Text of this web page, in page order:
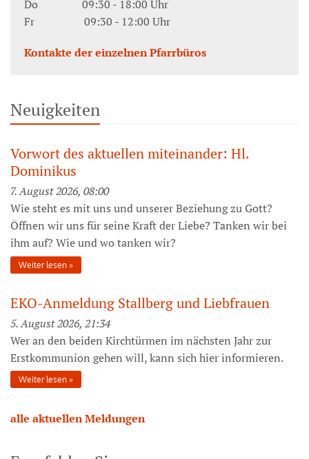
Do 09:30 - 18:00 Uhr
Fr 09:30 - 12:00 Uhr
Kontakte der einzelnen Pfarrbüros
Neuigkeiten
Vorwort des aktuellen miteinander: Hl.
Dominikus
7. August 2026, 08:00
Wie steht es mit uns und unserer Beziehung zu Gott?
Öffnen wir uns für seine Kraft der Liebe? Tanken wir bei
ihm auf? Wie und wo tanken wir?
Weiter lesen
EKO-Anmeldung Stallberg und Liebfrauen
5. August 2026, 21:34
Wer an den beiden Kirchtürmen im nächsten Jahr zur
Erstkommunion gehen will, kann sich hier informieren.
Weiter lesen
alle aktuellen Meldungen